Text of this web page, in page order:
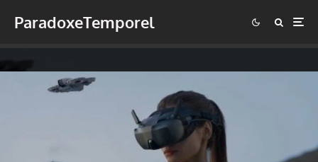
ParadoxeTemporel